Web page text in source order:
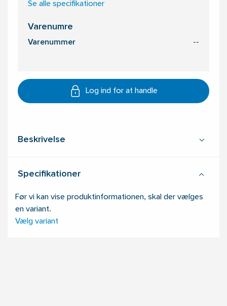
Se alle specifikationer
Varenumre
Varenummer --
Log ind for at handle
Beskrivelse
Specifikationer
Før vi kan vise produktinformationen, skal der vælges
en variant.
Vælg variant